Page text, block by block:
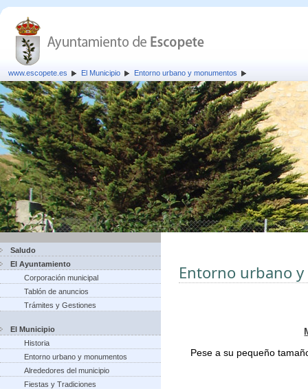
www.escopete.es El Municipio Entorno urbano y monumentos
Saludo
El Ayuntamiento
Corporación municipal
Tablón de anuncios
Trámites y Gestiones
El Municipio
Historia
Entorno urbano y monumentos
Alrededores del municipio
Fiestas y Tradiciones
Entorno urbano
Pese a su pequeño